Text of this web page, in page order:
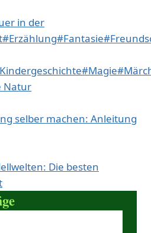
in der
#Erzählung#Fantasie#
Kindergeschichte#Magie#
Natur
selber machen: Anleitung
Die besten